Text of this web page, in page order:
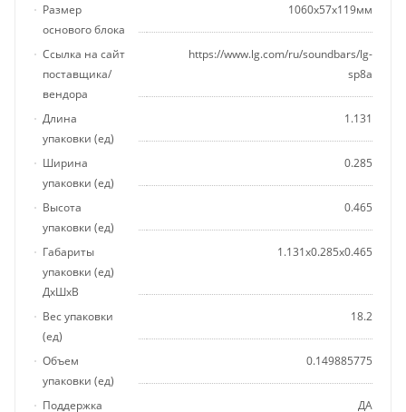
Размер
основого блока
1060x57x119мм
Ссылка на сайт
поставщика/
вендора
https://www.lg.com/ru/soundbars/lg-
sp8a
Длина
упаковки (ед)
1.131
Ширина
упаковки (ед)
0.285
Высота
упаковки (ед)
0.465
Габариты
упаковки (ед)
ДхШхВ
1.131x0.285x0.465
Вес упаковки
(ед)
18.2
Объем
упаковки (ед)
0.149885775
Поддержка
ДА